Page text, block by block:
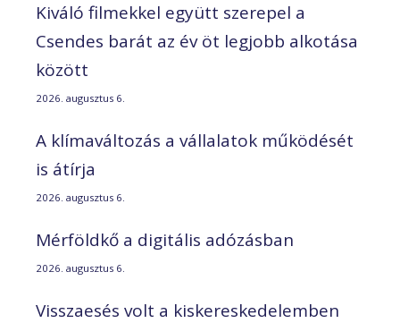
Kiváló filmekkel együtt szerepel a
Csendes barát az év öt legjobb alkotása
között
2026. augusztus 6.
A klímaváltozás a vállalatok működését
is átírja
2026. augusztus 6.
Mérföldkő a digitális adózásban
2026. augusztus 6.
Visszaesés volt a kiskereskedelemben